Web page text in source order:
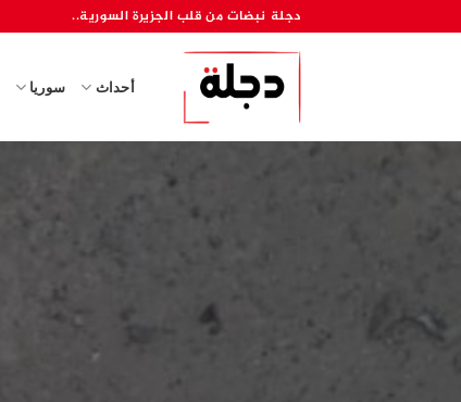
للمحتوى
دجلة نبضات من قلب الجزيرة السورية..
أحداث سوريا